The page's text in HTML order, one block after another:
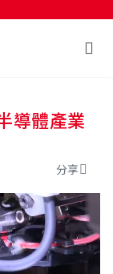
導體產業
分享